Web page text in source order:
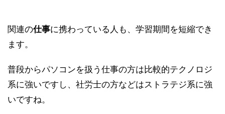
関連の仕事に携わっている人も、学習期間を短縮でき
ます。
普段からパソコンを扱う仕事の方は比較的テクノロジ
系に強いですし、社労士の方などはストラテジ系に強
いですね。